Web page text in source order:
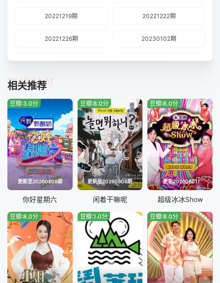
20221219期 20221222期
20221226期 20230102期
20230105期 20230109期
20230112期
20230206期 20230209期
20230213期 20230216期
20230220期 20230223期
20230227期 20230302期
20230306期 20230309期
20230313期 20230316期
20230320期 20230323期
20230330期 20230403期
相关推荐
TUIJIAN
更新至20260809期
豆瓣:3.0分
你好星期六
更新至20260808期
豆瓣:8.0分
闲着干嘛呢
更新20260801
豆瓣:6.0分
超级冰冰Show
豆瓣:8.0分 豆瓣:1.0分 豆瓣:8.0分